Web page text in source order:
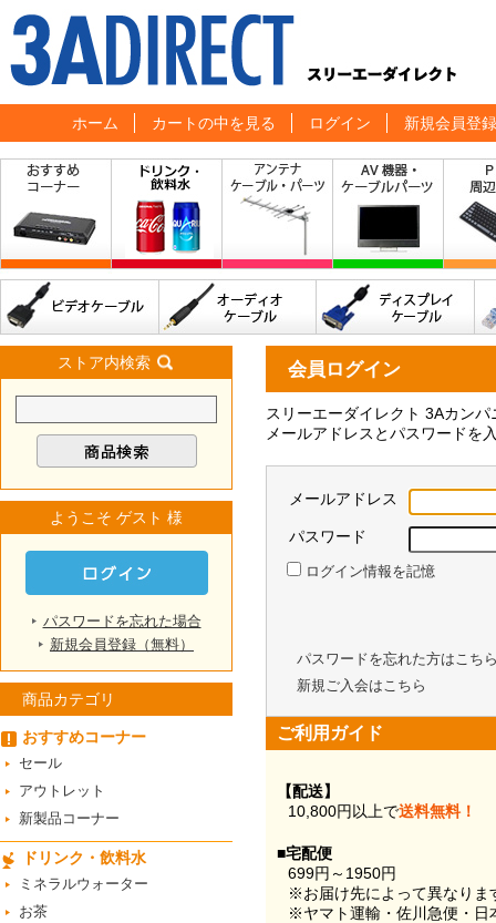
ホーム カートの中を見る ログイン 新規会員登録
会員ログイン
スリーエーダイレクト 3Aカン
メールアドレスとパスワードを
メールアドレス
パスワード
ログイン情報を記憶
パスワードを忘れた方はこち
新規ご入会はこちら
ご利用ガイド
【配送】
10,800円以上で送料無料！
■宅配便
699円～1950円
※お届け先によって異なりま
※ヤマト運輸・佐川急便・日
ストア内検索
ようこそ ゲスト 様
パスワードを忘れた場合
新規会員登録（無料）
商品カテゴリ
おすすめコーナー
セール
アウトレット
新製品コーナー
ドリンク・飲料水
ミネラルウォーター
お茶